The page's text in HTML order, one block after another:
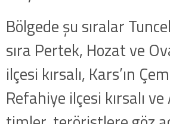
Bölgede şu sıralar
sıra Pertek, Hozat ve
ilçesi kırsalı, Kars’ın
Refahiye ilçesi kırsalı